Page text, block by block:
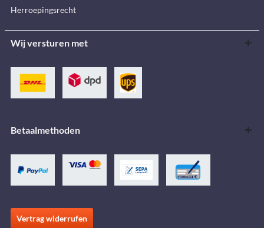
Herroepingsrecht
Wij versturen met
Betaalmethoden
Vertrag widerrufen